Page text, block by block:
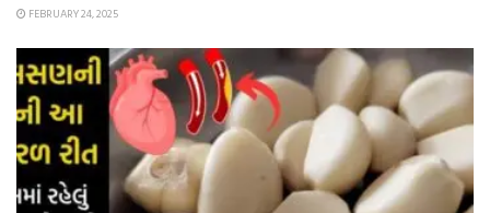
FEBRUARY 24, 2025